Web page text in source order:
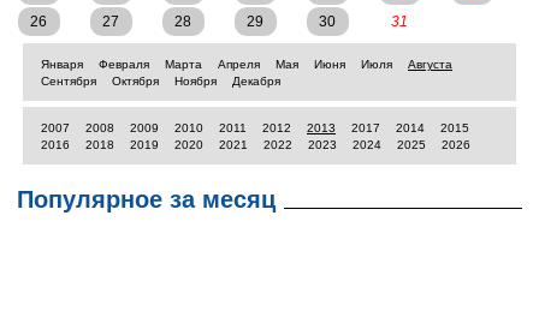
26
27 28 29 30 31
Января Февраля Марта Апреля Мая Июня Июля
Августа
Сентября
Октября Ноября Декабря
2007 2008 2009 2010 2011 2012 2013 2017 2014
2015
2016
2018 2019 2020 2021 2022 2023 2024 2025 2026
Популярное за месяц